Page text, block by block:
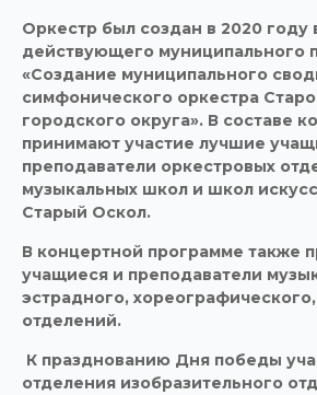
Оркестр был создан в 2020 году
действующего муниципального
«Создание муниципального
симфонического оркестра
городского округа». В составе
принимают участие лучшие
преподаватели оркестровых
музыкальных школ и школ
Старый Оскол.
В концертной программе также
учащиеся и преподаватели
эстрадного,
отделений.
К празднованию Дня победы
отделения изобразительного